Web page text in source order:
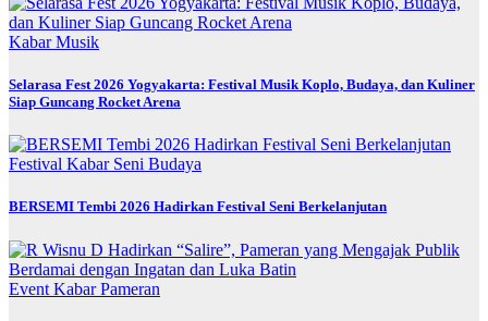
KabarMusik
Selarasa Fest 2026 Yogyakarta: Festival Musik Koplo, Budaya, dan Kuliner
Siap Guncang Rocket Arena
Festival Kabar Seni Budaya
BERSEMI Tembi 2026 Hadirkan Festival Seni Berkelanjutan
Event KabarPameran